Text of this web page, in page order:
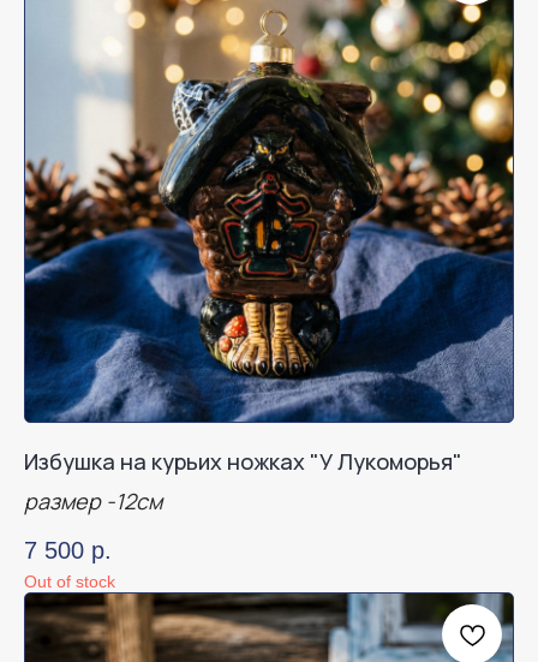
Избушка на курьих ножках "У Лукоморья"
размер -12см
7 500 р.
Out of stock